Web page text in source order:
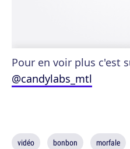
Pour en voir plus c'est
@candylabs_mtl
vidéo bonbon morfale